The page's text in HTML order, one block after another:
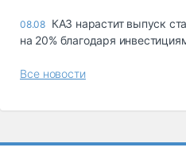
08.08 КАЗ нарастит выпуск
на 20% благодаря
Все новости